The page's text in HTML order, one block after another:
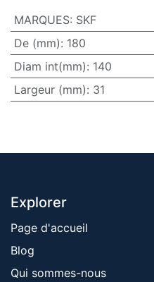
MARQUES: SKF
De (mm): 180
Diam int(mm): 140
Largeur (mm): 31
Explorer
Page d'accueil
Blog
Qui sommes-nous